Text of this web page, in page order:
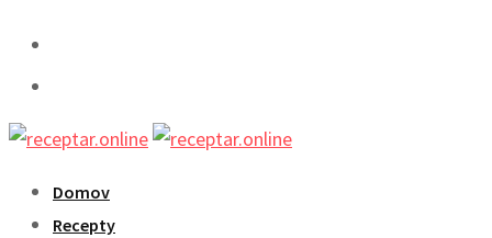
Domov
Recepty